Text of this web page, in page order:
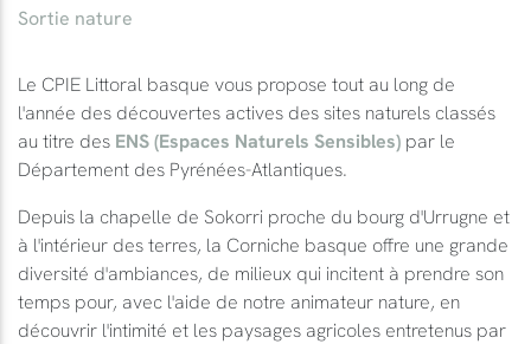
Sortie nature
Le CPIE Littoral basque vous propose tout au long de
l'année des découvertes actives des sites naturels classés
au titre des ENS (Espaces Naturels Sensibles) par le
Département des Pyrénées-Atlantiques.
Depuis la chapelle de Sokorri proche du bourg d'Urrugne et
à l'intérieur des terres, la Corniche basque offre une grande
diversité d'ambiances, de milieux qui incitent à prendre son
temps pour, avec l'aide de notre animateur nature, en
découvrir l'intimité et les paysages agricoles entretenus par